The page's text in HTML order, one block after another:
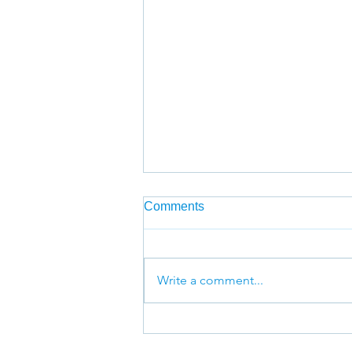
อัพเกรดความกังวลเป็นความ
Comments
Write a comment...